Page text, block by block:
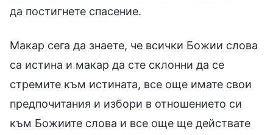
да постигнете спасение.
Макар сега да знаете, че всички Божии слова
са истина и макар да сте склонни да се
стремите към истината, все още имате свои
предпочитания и избори в отношението си
към Божиите слова и все още ще действате